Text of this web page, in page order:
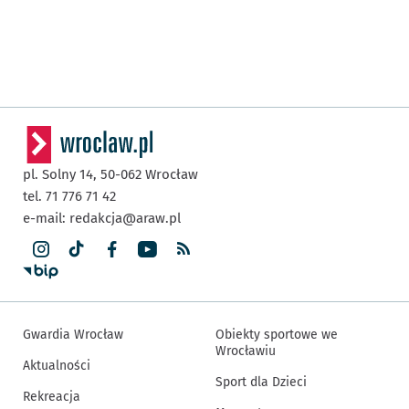
pl. Solny 14, 50-062 Wrocław
tel. 71 776 71 42
e-mail: redakcja@araw.pl
Gwardia Wrocław
Aktualności
Rekreacja
Obiekty sportowe we
Wrocławiu
Sport dla Dzieci